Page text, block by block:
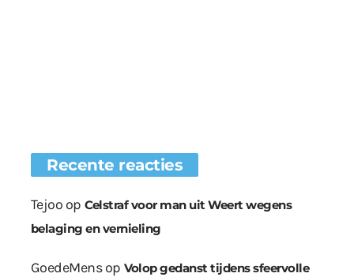
Recente reacties
Tejoo op Celstraf voor man uit Weert wegens
belaging en vernieling
GoedeMensop Volop gedanst tijdens sfeervolle